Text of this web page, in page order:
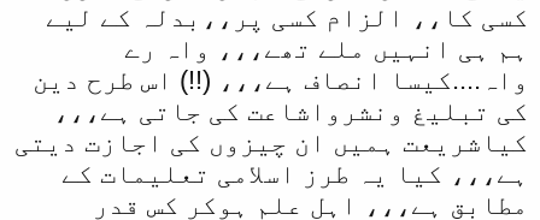
کسی کا،، الزام کسی پر،،بدلہ کے لیے
ہم ہی انہیں ملے تھے،،، واہ رے
واہ....کیسا انصاف ہے،،، (!!) اس طرح دین
کی تبلیغ ونشرواشاعت کی جاتی ہے،،،
کیاشریعت ہمیں ان چیزوں کی اجازت دیتی
ہے،،، کیا یہ طرز اسلامی تعلیمات کے
مطابق ہے،،، اہل علم ہوکر کس قدر